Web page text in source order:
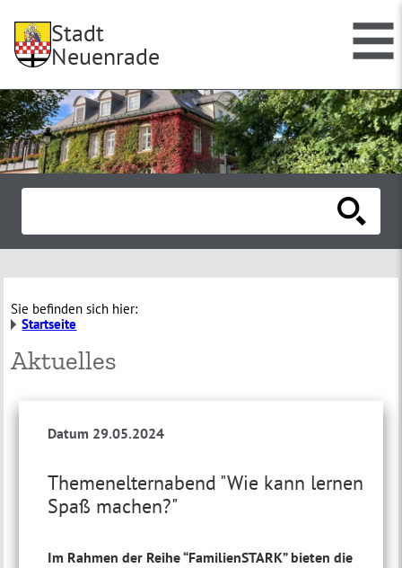
Stadt
Neuenrade
Sie befinden sich hier:
Startseite
Aktuelles
Themenelternabend "Wie kann lernen
Spaß machen?"
Datum 29.05.2024
Im Rahmen der Reihe “FamilienSTARK” bieten die